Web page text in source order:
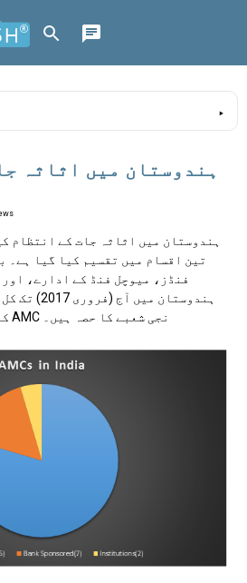
ہندوستان میں اثاثہ
ہندوستان میں اثاثہ جات کے انتظام
تین اقسام میں تقسیم کیا گیا ہے۔
فنڈز، میوچل فنڈ کے ادارے،
کمپنیاں ہیں۔ ان میں سے 35 AMC نجی شعبے کا حصہ ہیں۔